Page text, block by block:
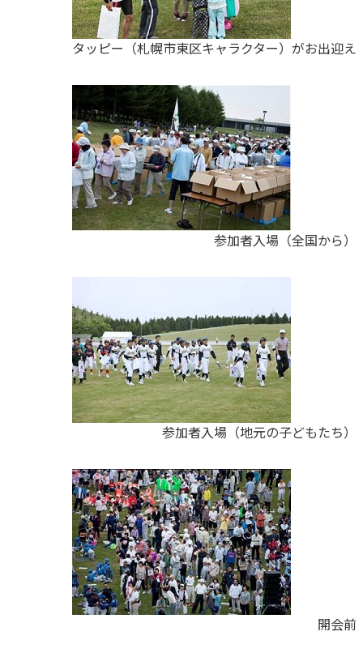
タッピー（札幌市東区キャラクター）がお出迎え
参加者入場（全国から）
参加者入場（地元の子どもたち）
開会前